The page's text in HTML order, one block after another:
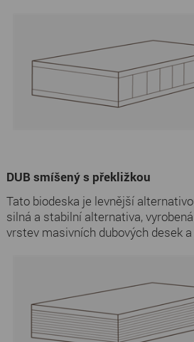
DUB smíšený s překližkou
Tato biodeska je levnější
silná a stabilní alternativa,
vrstev masivních dubových desek